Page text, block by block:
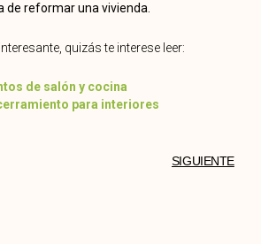
de reformar una vivienda.
quizás te interese leer:
de salón y cocina
para interiores
SIGUIENTE